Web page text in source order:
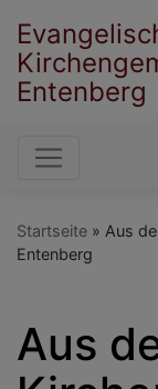
zum
Inhalt
Entenberg
Startseite
Aus
Entenberg
Aus